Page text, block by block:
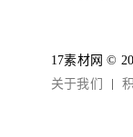
17素材网 ©
关于我们